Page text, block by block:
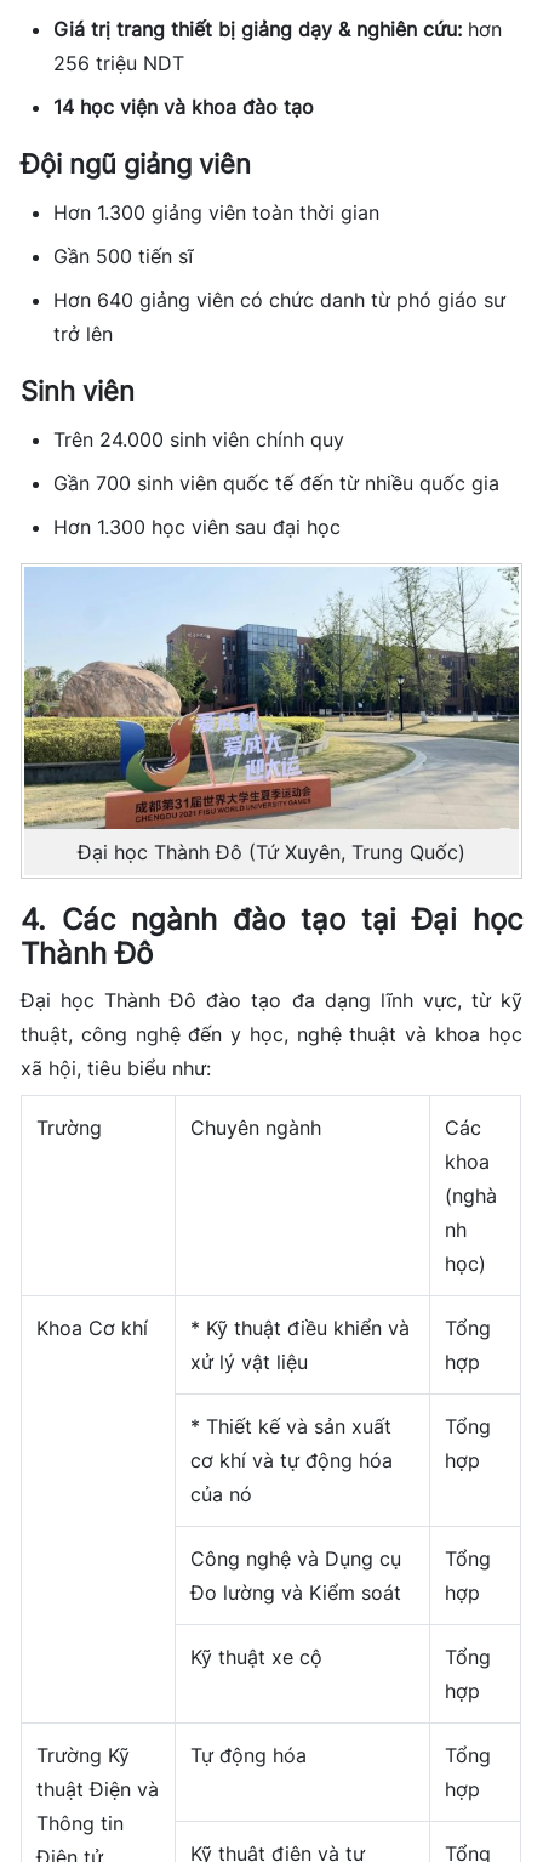
Giá trị trang thiết bị giảng dạy & nghiên cứu: hơn
256 triệu NDT
14 học viện và khoa đào tạo
Đội ngũ giảng viên
Hơn 1.300 giảng viên toàn thời gian
Gần 500 tiến sĩ
Hơn 640 giảng viên có chức danh từ phó giáo sư
trở lên
Sinh viên
Trên 24.000 sinh viên chính quy
Gần 700 sinh viên quốc tế đến từ nhiều quốc gia
Hơn 1.300 học viên sau đại học
Đại học Thành Đô (Tứ Xuyên, Trung Quốc)
4. Các ngành đào tạo tại Đại học
Thành Đô
Đại học Thành Đô đào tạo đa dạng lĩnh vực, từ kỹ
thuật, công nghệ đến y học, nghệ thuật và khoa học
xã hội, tiêu biểu như:
Trường Chuyên ngành
Các
khoa
(nghà
nh
học)
Khoa Cơ khí
* Kỹ thuật điều khiển và
xử lý vật liệu
Tổng
hợp
* Thiết kế và sản xuất
cơ khí và tự động hóa
của nó
Tổng
hợp
Công nghệ và Dụng cụ
Đo lường và Kiểm soát
Tổng
hợp
Kỹ thuật xe cộ
Tổng
hợp
Trường Kỹ
thuật Điện và
Thông tin
Điện tử
Tự động hóa
Tổng
hợp
Kỹ thuật điện và tự Tổng